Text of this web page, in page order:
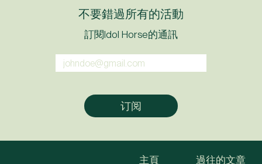
不要錯過所有的活動
訂閱Idol Horse的通訊
主頁
過往的文章